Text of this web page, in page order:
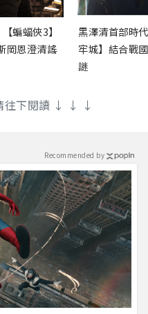
蝙蝠俠3】
岡恩澄清謠
黑澤清首部時
牢城】結合戰
謎
往下閱讀 ↓ ↓ ↓
Recommended by